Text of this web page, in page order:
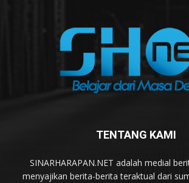
TENTANG KAMI
SINARHARAPAN.NET adalah medial
menyajikan berita-berita teraktual dari